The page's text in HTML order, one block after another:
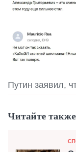
Путин заявил,
Читайте